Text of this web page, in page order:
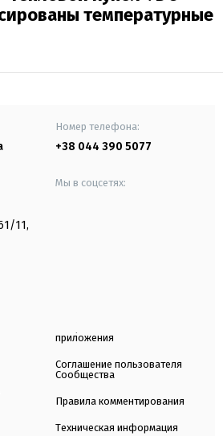
температурные
Номер телефона:
+38 044 390 5077
11,
Мы в соцсетях:
приложения
Соглашение пользователя
Сообщества
Правила комментирования
Техническая информация